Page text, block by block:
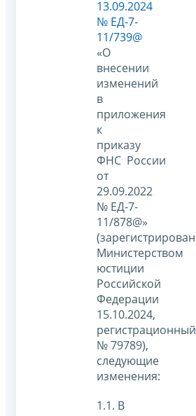
13.09.2024
№ ЕД-7-
11/739@
«О
внесении
изменений
в
приложения
к
приказу
ФНС России
от
29.09.2022
№ ЕД-7-
11/878@»
(зарегистрирован
Министерством
юстиции
Российской
Федерации
15.10.2024,
регистрационный
№ 79789),
следующие
изменения:
1.1. В